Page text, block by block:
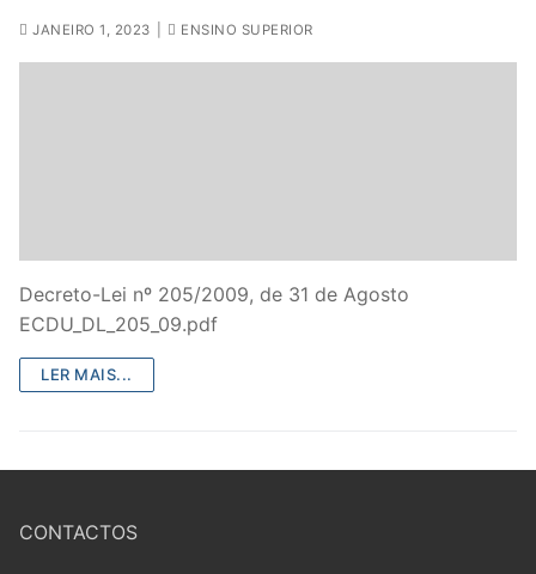
JANEIRO 1, 2023 ENSINO SUPERIOR
Decreto-Lei nº 205/2009, de 31 de Agosto
ECDU_DL_205_09.pdf
LER MAIS...
CONTACTOS